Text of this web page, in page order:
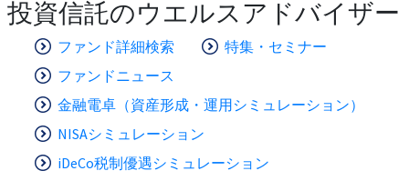
投資信託のウエルスアドバイザー
ファンド詳細検索
特集・セミナー
ファンドニュース
金融電卓（資産形成・運用シミュレーション）
NISAシミュレーション
iDeCo税制優遇シミュレーション